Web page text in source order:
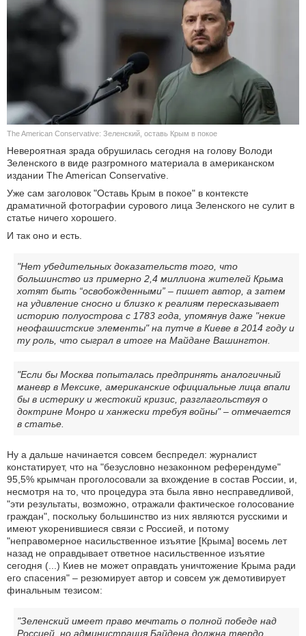
ОБЩЕСТВО
КУЛЬТУРА
НАУКА
СПОРТ
АВТО И МОТО
ЭГОИЗМ
The American Conservative: Зеленский, оставь Крым в покое
Невероятная зрада обрушилась сегодня на голову Володи
Зеленского в виде разгромного материала в американском
издании The American Conservative.
Уже сам заголовок "Оставь Крым в покое" в контексте
драматичной фотографии сурового лица Зеленского не сулит в
статье ничего хорошего.
И так оно и есть.
"Нет убедительных доказательств того, что
большинство из примерно 2,4 миллиона жителей Крыма
хотят быть “освобожденными” – пишет автор, а затем
на удивление сносно и близко к реалиям пересказывает
историю полуострова с 1783 года, упомянув даже "некие
неофашистские элементы" на путче в Киеве в 2014 году и
ту роль, что сыграл в итоге на Майдане Вашингтон.
"Если бы Москва попыталась предпринять аналогичный
маневр в Мексике, американские официальные лица впали
бы в истерику и жестокий кризис, разглагольствуя о
доктрине Монро и ханжески требуя войны" – отмечается
в статье.
Ну а дальше начинается совсем беспредел: журналист
констатирует, что на "безусловно незаконном референдуме"
95,5% крымчан проголосовали за вхождение в состав России, и,
несмотря на то, что процедура эта была явно несправедливой,
"эти результаты, возможно, отражали фактическое голосование
граждан", поскольку большинство из них являются русскими и
имеют укоренившиеся связи с Россией, и потому
"неправомерное насильственное изъятие [Крыма] восемь лет
назад не оправдывает ответное насильственное изъятие
сегодня (...) Киев не может оправдать уничтожение Крыма ради
его спасения" – резюмирует автор и совсем уж демотивирует
финальным тезисом:
"Зеленский имеет право мечтать о полной победе над
Россией, но администрация Байдена должна твердо